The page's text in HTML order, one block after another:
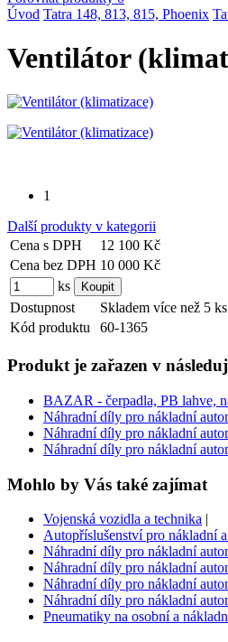
Úvod Tatra 148, 813, 815, Phoenix
Ventilátor
1
Další produkty v kategorii
Cena s DPH
12 100 Kč
Cena bez DPH 10 000 Kč
ks
Dostupnost
Skladem více než 5 ks
Kód produktu
60-1365
Produkt je zařazen v
BAZAR - čerpadla, PB lahve,
Náhradní díly pro nákladní
Náhradní díly pro nákladní
Náhradní díly pro nákladní
Mohlo by Vás také zajímat
Vojenská vozidla a technika |
Autopříslušenství pro nákladní
Náhradní díly pro nákladní
Náhradní díly pro nákladní
Náhradní díly pro nákladní
Náhradní díly pro nákladní
Pneumatiky na osobní a